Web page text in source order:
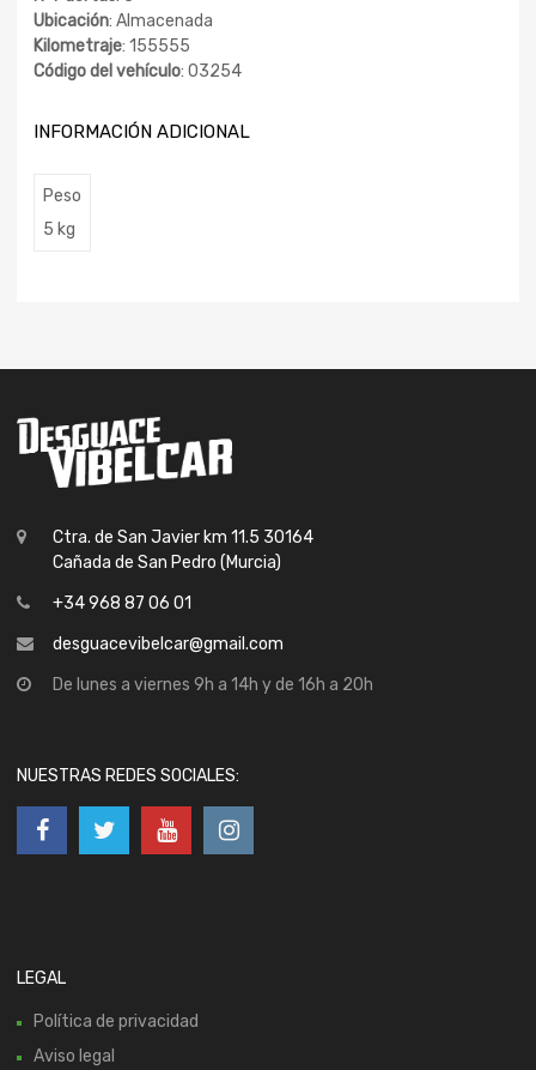
Ubicación: Almacenada
Kilometraje: 155555
Código del vehículo: 03254
INFORMACIÓN ADICIONAL
Peso
5 kg
Ctra. de San Javier km 11.5 30164
Cañada de San Pedro (Murcia)
+34 968 87 06 01
desguacevibelcar@gmail.com
De lunes a viernes 9h a 14h y de 16h a 20h
NUESTRAS REDES SOCIALES:
LEGAL
Política de privacidad
Aviso legal